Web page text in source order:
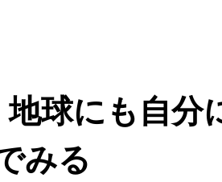
地球にも自分
みる